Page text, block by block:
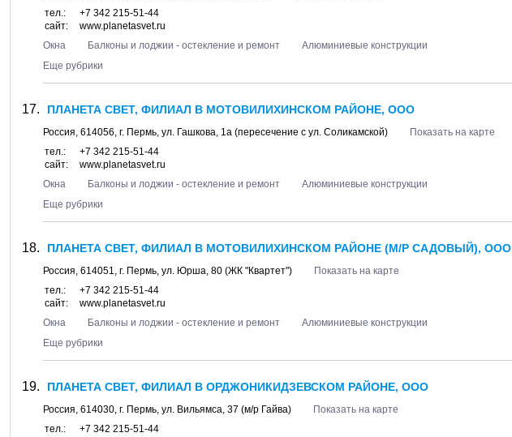
тел.:
+7 342 215-51-44
сайт:
www.planetasvet.ru
Окна
Балконы и лоджии - остекление и ремонт
Алюминиевые конструкции
Еще рубрики
ПЛАНЕТА СВЕТ, ФИЛИАЛ В МОТОВИЛИХИНСКОМ РАЙОНЕ, ООО
Россия, 614056, г. Пермь, ул. Гашкова, 1а (пересечение с ул. Соликамской)
Показать на карте
тел.:
+7 342 215-51-44
сайт:
www.planetasvet.ru
Окна
Балконы и лоджии - остекление и ремонт
Алюминиевые конструкции
Еще рубрики
ПЛАНЕТА СВЕТ, ФИЛИАЛ В МОТОВИЛИХИНСКОМ РАЙОНЕ (М/Р САДОВЫЙ), ООО
Россия, 614051, г. Пермь, ул. Юрша, 80 (ЖК "Квартет")
Показать на карте
тел.:
+7 342 215-51-44
сайт:
www.planetasvet.ru
Окна
Балконы и лоджии - остекление и ремонт
Алюминиевые конструкции
Еще рубрики
ПЛАНЕТА СВЕТ, ФИЛИАЛ В ОРДЖОНИКИДЗЕВСКОМ РАЙОНЕ, ООО
Россия, 614030, г. Пермь, ул. Вильямса, 37 (м/р Гайва)
Показать на карте
тел.:
+7 342 215-51-44